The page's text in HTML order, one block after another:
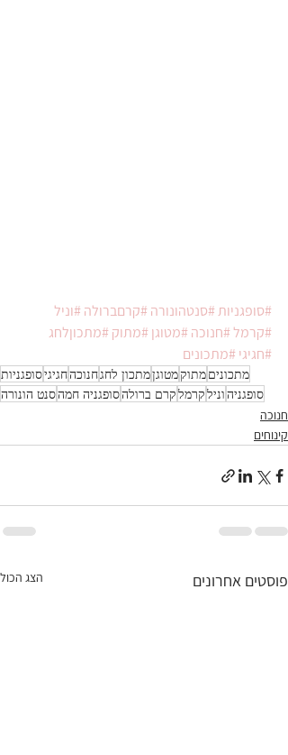
#סופגניות#סנטהונורה#קרםברולה#וניל
#קרמל#חנוכה#מטוגן#מתוק#מתכוןלחג
#חגיגי#מתכונים
מתכוניםמתוקמטוגןמתכון לחגחנוכהחגיגיסופגניות
סופגניהונילקרמלקרם ברולהסופגניה חמהסנט הונורה
חנוכה
קינוחים
פוסטים אחרונים הצג הכול